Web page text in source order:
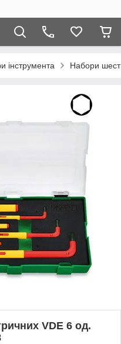
інструмента Набори
VDE 6 од.